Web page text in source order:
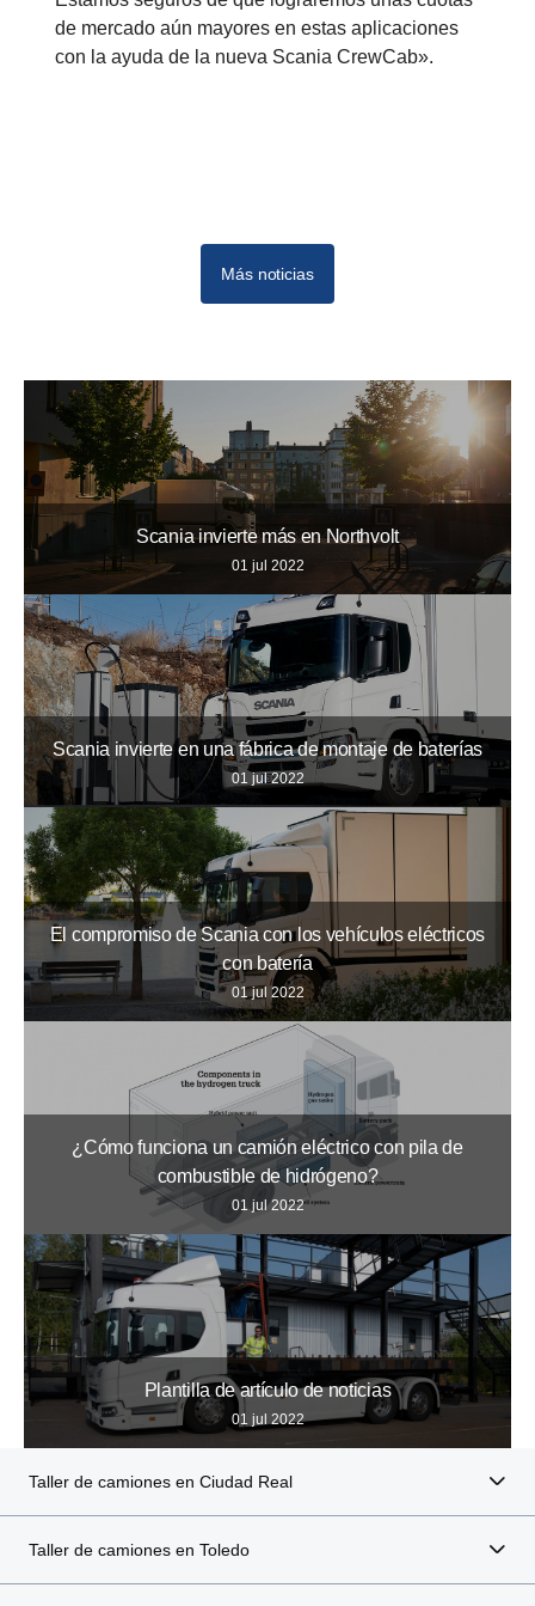
de mercado aún mayores en estas aplicaciones
con la ayuda de la nueva Scania CrewCab».
Más noticias
Scania invierte más en Northvolt
01 jul 2022
Scania invierte en una fábrica de montaje de baterías
01 jul 2022
El compromiso de Scania con los vehículos eléctricos
con batería
01 jul 2022
¿Cómo funciona un camión eléctrico con pila de
combustible de hidrógeno?
01 jul 2022
Plantilla de artículo de noticias
01 jul 2022
Taller de camiones en Ciudad Real
Taller de camiones en Toledo